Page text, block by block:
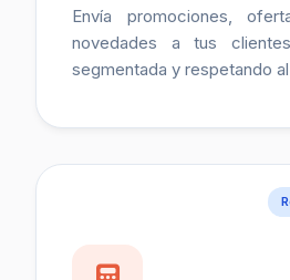
Envía promociones,
novedades a tus
segmentada y respetando al